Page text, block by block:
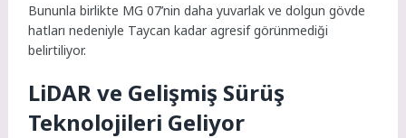
Bununla birlikte MG 07’nin daha yuvarlak ve dolgun gövde
hatları nedeniyle Taycan kadar agresif görünmediği
belirtiliyor.
LiDAR ve Gelişmiş Sürüş
Teknolojileri Geliyor